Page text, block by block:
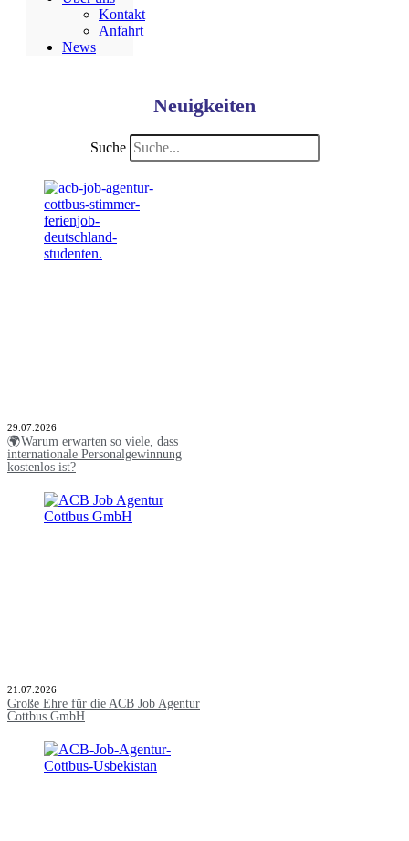
Kontakt
Anfahrt
News
Neuigkeiten
Suche
29.07.2026
🌍Warum erwarten so viele, dass
internationale Personalgewinnung
kostenlos ist?
21.07.2026
Große Ehre für die ACB Job Agentur
Cottbus GmbH